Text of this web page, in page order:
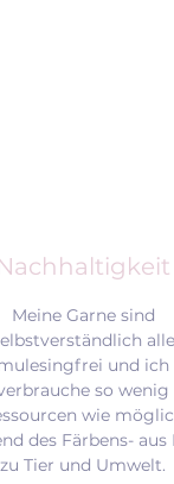
Meine Garne sind
alle
und ich
so wenig
wie
des Färbens- aus
zu Tier und Umwelt.